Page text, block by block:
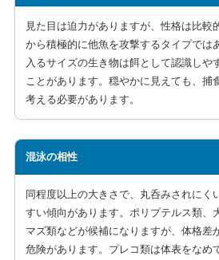
見た目は迫力がありますが、性格は比較
から積極的に他魚を攻撃するタイプでは
入るサイズの生き物は餌として認識しや
ことがあります。穏やかに見えても、捕
考える必要があります。
混泳の相性
同程度以上の大きさで、丸呑みされにく
すい傾向があります。ポリプテルス類、
マズ類などが候補になりますが、体格差
危険があります。プレコ類は体表をなめ